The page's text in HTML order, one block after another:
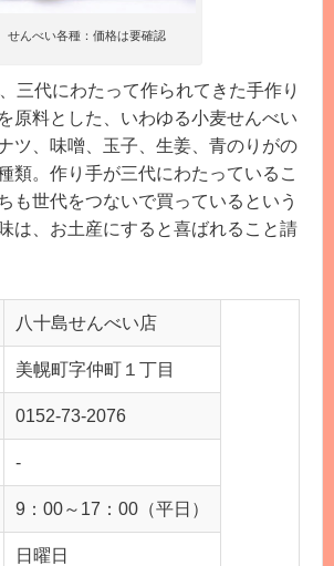
せんべい各種：価格は要確認
三代にわたって作られてきた手作り
原料とした、いわゆる小麦せんべい
ツ、味噌、玉子、生姜、青のりがの
類。作り手が三代にわたっているこ
も世代をつないで買っているという
は、お土産にすると喜ばれること請
八十島せんべい店
美幌町字仲町１丁目
0152-73-2076
-
9：00～17：00（平日）
日曜日